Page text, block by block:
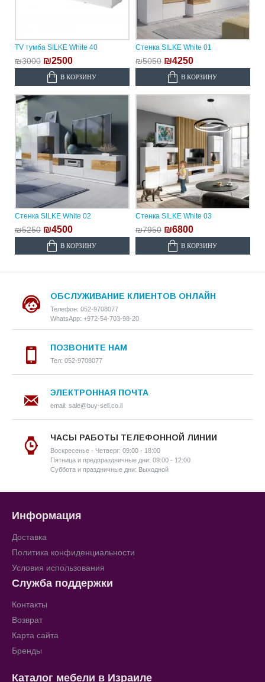
TV тумба SILKE White 40
₪3000 ₪2500
В КОРЗИНУ
Стенка SILKE White 01
₪5050 ₪4250
В КОРЗИНУ
Стенка SILKE White 02
₪5250 ₪4500
В КОРЗИНУ
Стенка SILKE White 03
₪7950 ₪6800
В КОРЗИНУ
ОБСЛУЖИВАНИЕ КЛИЕНТОВ ОНЛАЙН
Телефон: 052-9708077
WhatsApp: +972-54-703-98-20
ПОЗВОНИТЕ НАМ
Тел: 052-9708077
ЭЛЕКТРОННАЯ ПОЧТА
email: sale@buy-sell.co.il
ЧАСЫ РАБОТЫ ТЕЛЕФОННОЙ ЛИНИИ
Воскресенье - Четверг: 09:00 - 18:00
Пятница и предпраздничные дни: 09:00 - 12:00
Суббота и праздничные дни: Выходной
Информация
Доставка
Политика конфиденциальности
Условия использования
Служба поддержки
Контакты
Возврат
Карта сайта
Бренды
Каталог мебели в Израиле